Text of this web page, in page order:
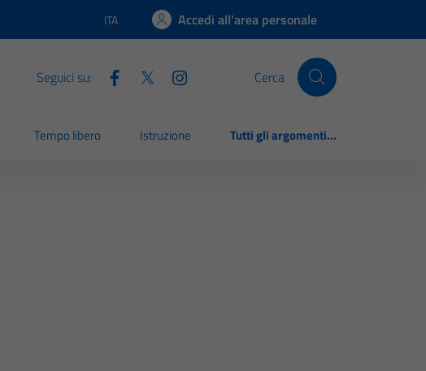
Lingua attiva:
ITA Accedi all'area personale
Seguici su: Cerca
Tempo libero Istruzione Tutti gli argomenti...